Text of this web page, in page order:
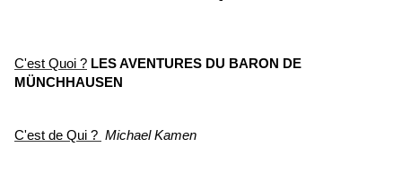
C'est Quoi ? LES AVENTURES DU BARON DE
MÜNCHHAUSEN
C'est de Qui ? Michael Kamen